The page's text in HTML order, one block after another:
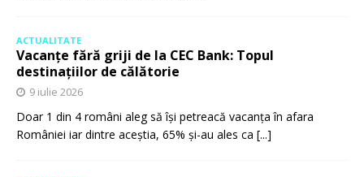
ACTUALITATE
Vacanțe fără griji de la CEC Bank: Topul
destinațiilor de călătorie
9 iulie 2026
Doar 1 din 4 români aleg să își petreacă vacanța în afara
României iar dintre aceștia, 65% și-au ales ca [...]